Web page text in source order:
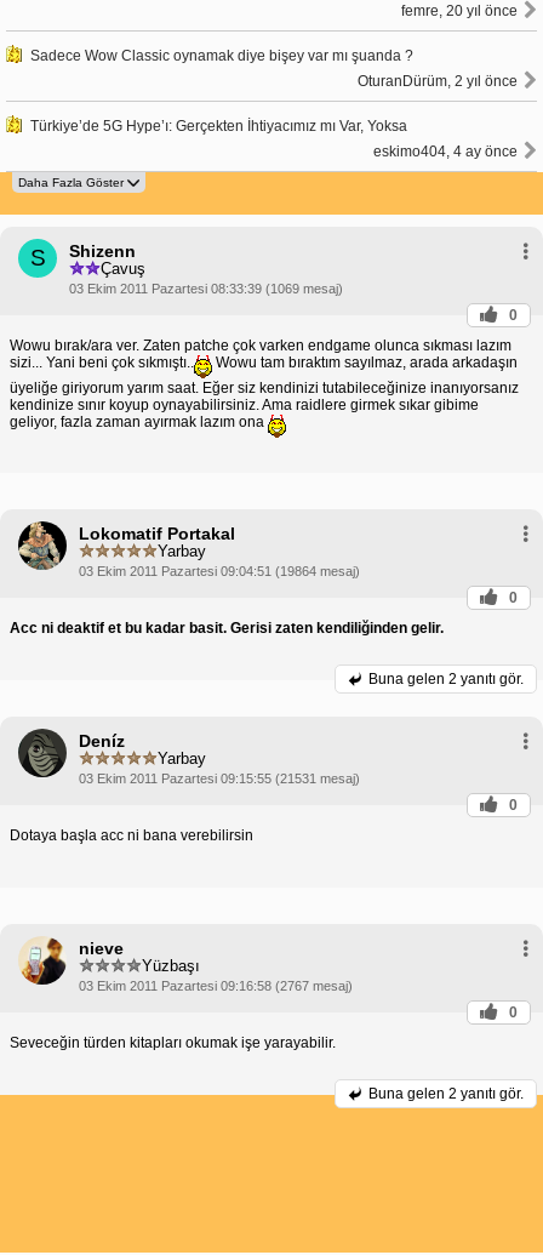
femre, 20 yıl önce
Sadece Wow Classic oynamak diye bişey var mı şuanda ?
OturanDürüm, 2 yıl önce
Türkiye’de 5G Hype’ı: Gerçekten İhtiyacımız mı Var, Yoksa
eskimo404, 4 ay önce
S Shizenn
Çavuş
03 Ekim 2011 Pazartesi 08:33:39 (1069 mesaj)
0
Wowu bırak/ara ver. Zaten patche çok varken endgame olunca sıkması lazım
sizi... Yani beni çok sıkmıştı..
Wowu tam bıraktım sayılmaz, arada arkadaşın
üyeliğe giriyorum yarım saat. Eğer siz kendinizi tutabileceğinize inanıyorsanız
kendinize sınır koyup oynayabilirsiniz. Ama raidlere girmek sıkar gibime
geliyor, fazla zaman ayırmak lazım ona
Lokomatif Portakal
Yarbay
03 Ekim 2011 Pazartesi 09:04:51 (19864 mesaj)
0
Acc ni deaktif et bu kadar basit. Gerisi zaten kendiliğinden gelir.
Buna gelen 2 yanıtı gör.
Deníz
Yarbay
03 Ekim 2011 Pazartesi 09:15:55 (21531 mesaj)
0
Dotaya başla acc ni bana verebilirsin
nieve
Yüzbaşı
03 Ekim 2011 Pazartesi 09:16:58 (2767 mesaj)
0
Seveceğin türden kitapları okumak işe yarayabilir.
Buna gelen 2 yanıtı gör.